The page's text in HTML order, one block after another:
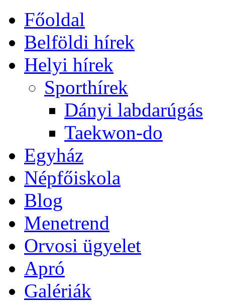
Főoldal
Belföldi hírek
Helyi hírek
Sporthírek
Dányi labdarúgás
Taekwon-do
Egyház
Népfőiskola
Blog
Menetrend
Orvosi ügyelet
Apró
Galériák